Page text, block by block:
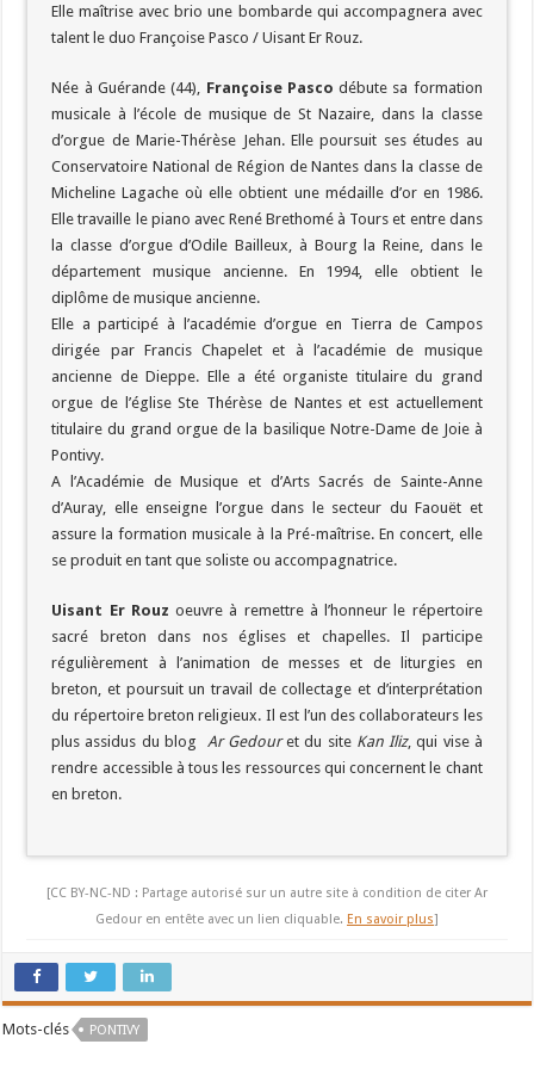
Elle maîtrise avec brio une bombarde qui accompagnera avec
talent le duo Françoise Pasco / Uisant Er Rouz.
Née à Guérande (44), Françoise Pasco débute sa formation
musicale à l’école de musique de St Nazaire, dans la classe
d’orgue de Marie-Thérèse Jehan. Elle poursuit ses études au
Conservatoire National de Région de Nantes dans la classe de
Micheline Lagache où elle obtient une médaille d’or en 1986.
Elle travaille le piano avec René Brethomé à Tours et entre dans
la classe d’orgue d’Odile Bailleux, à Bourg la Reine, dans le
département musique ancienne. En 1994, elle obtient le
diplôme de musique ancienne.
Elle a participé à l’académie d’orgue en Tierra de Campos
dirigée par Francis Chapelet et à l’académie de musique
ancienne de Dieppe. Elle a été organiste titulaire du grand
orgue de l’église Ste Thérèse de Nantes et est actuellement
titulaire du grand orgue de la basilique Notre-Dame de Joie à
Pontivy.
A l’Académie de Musique et d’Arts Sacrés de Sainte-Anne
d’Auray, elle enseigne l’orgue dans le secteur du Faouët et
assure la formation musicale à la Pré-maîtrise. En concert, elle
se produit en tant que soliste ou accompagnatrice.
Uisant Er Rouz oeuvre à remettre à l’honneur le répertoire
sacré breton dans nos églises et chapelles. Il participe
régulièrement à l’animation de messes et de liturgies en
breton, et poursuit un travail de collectage et d’interprétation
du répertoire breton religieux. Il est l’un des collaborateurs les
plus assidus du blog Ar Gedouret du site Kan Iliz, qui vise à
rendre accessible à tous les ressources qui concernent le chant
en breton.
[CC BY-NC-ND : Partage autorisé sur un autre site à condition de citer Ar
Gedour en entête avec un lien cliquable. En savoir plus]
Mots-clés PONTIVY